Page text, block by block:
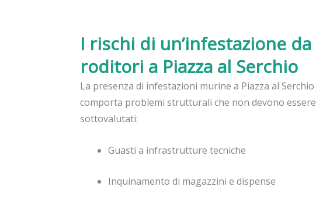
I rischi di un’infestazione da
roditori a Piazza al Serchio
La presenza di infestazioni murine a Piazza al Serchio
comporta problemi strutturali che non devono essere
sottovalutati:
Guasti a infrastrutture tecniche
Inquinamento di magazzini e dispense